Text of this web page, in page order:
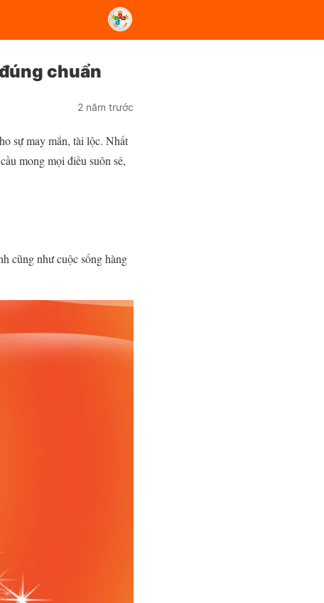
chuẩn
2 năm trước
sự may mắn, tài lộc. Nhất
mong mọi điều suôn sẻ,
cũng như cuộc sống hàng